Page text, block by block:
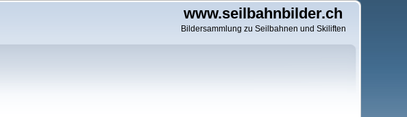
www.seilbahnbilder.ch
Bildersammlung zu Seilbahnen und Skiliften